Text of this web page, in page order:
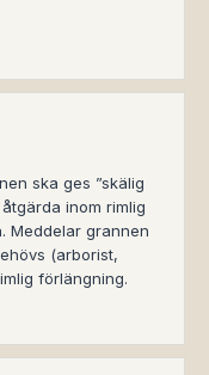
ska ges ”skälig
inom rimlig
Meddelar grannen
(arborist,
förlängning.